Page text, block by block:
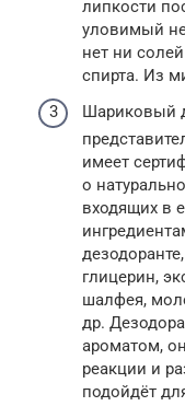
липкости
уловимый
нет ни
спирта. Из
Шариковый
имеет
о
входящих в
глицерин,
шалфея,
др.
ароматом,
реакции и
подойдёт